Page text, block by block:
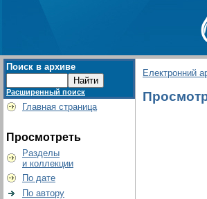
Поиск в архиве
Расширенный поиск
Главная страница
Просмотреть
Разделы
и коллекции
По дате
По автору
Електронний